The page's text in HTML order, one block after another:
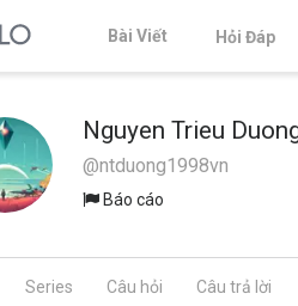
Bài Viết Hỏi Đáp
Nguyen Trieu
@ntduong1998vn
Báo cáo
Series Câu hỏi Câu trả lời